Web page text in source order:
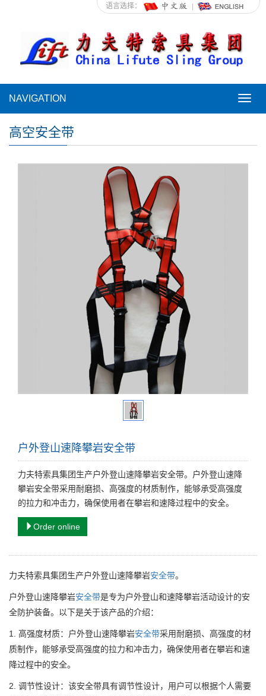
语言选择：
NAVIGATION
高空安全带
户外登山速降攀岩安全带
力夫特索具集团生产户外登山速降攀岩安全带。户外登山速降
攀岩安全带采用耐磨损、高强度的材质制作，能够承受高强度
的拉力和冲击力，确保使用者在攀岩和速降过程中的安全。
Order online
力夫特索具集团生产户外登山速降攀岩安全带。
户外登山速降攀岩安全带是专为户外登山和速降攀岩活动设计的安
全防护装备。以下是关于该产品的介绍：
1. 高强度材质：户外登山速降攀岩安全带采用耐磨损、高强度的材
质制作，能够承受高强度的拉力和冲击力，确保使用者在攀岩和速
降过程中的安全。
2. 调节性设计：该安全带具有调节性设计，用户可以根据个人需要